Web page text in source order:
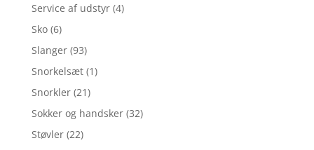
Service af udstyr (4)
Sko (6)
Slanger (93)
Snorkelsæt (1)
Snorkler (21)
Sokker og handsker (32)
Støvler (22)